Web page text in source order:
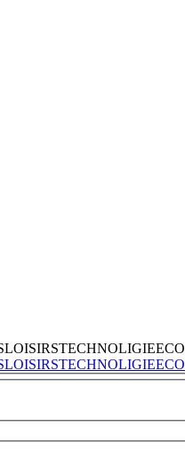
LOISIRSTECHNOLIGIEECO
LOISIRSTECHNOLIGIEECO